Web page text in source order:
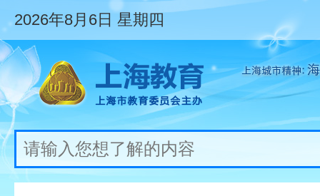
2026年8月6日 星期四